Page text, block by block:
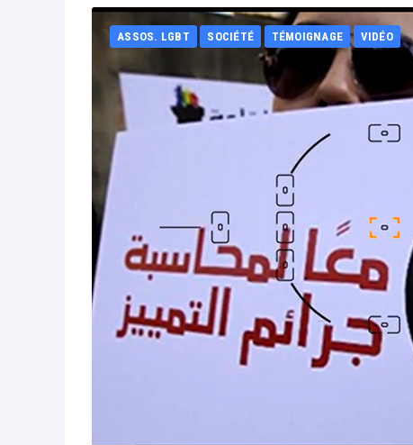
ASSOS. LGBT SOCIÉTÉ TÉMOIGNAGE VIDÉO